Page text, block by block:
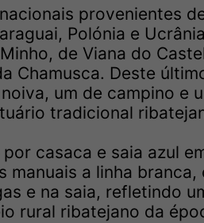
provenientes
Polónia e
de Viana do
Chamusca. Deste
um de campino e
tradicional
casaca e saia azul
manuais a linha
e na saia, refletindo
rural ribatejano da